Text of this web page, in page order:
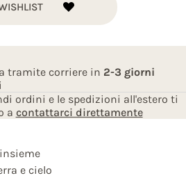
tramite corriere in 2-3 giorni
ordini e le spedizioni all'estero ti
a contattarci direttamente
e cielo